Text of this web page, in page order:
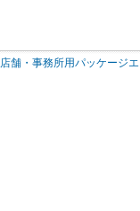
店舗・事務所用パッケージ